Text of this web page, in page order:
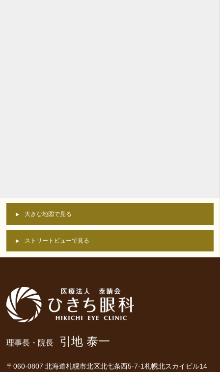
大きな地図で見る
ストリートビューで見る
理事長・院長 引地 泰一
〒060-0807 北海道札幌市北区北七条西5-7-1札幌北スカイビル14